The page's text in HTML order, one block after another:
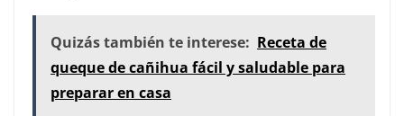
Quizás también te interese: Receta de
queque de cañihua fácil y saludable para
preparar en casa